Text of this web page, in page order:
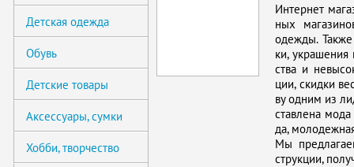
Детская одежда
Обувь
Детские товары
Аксессуары, сумки
Хобби, творчество
Ин­тернет
ных
одеж­ды.
ки,
ства и
ции, скид­ки
ву од­ним из
став­ле­на
да,
Мы
струк­ции,